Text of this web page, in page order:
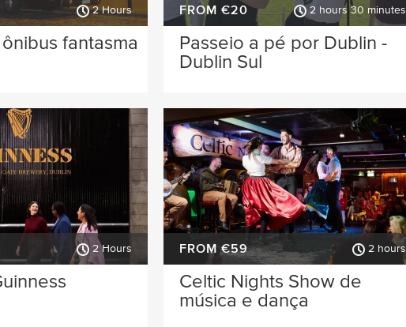
2 Hours
fantasma
FROM €20 2 hours 30 minutes
Passeio a pé por Dublin -
Dublin Sul
2 Hours FROM €59 2 hours
Celtic Nights Show de
música e dança